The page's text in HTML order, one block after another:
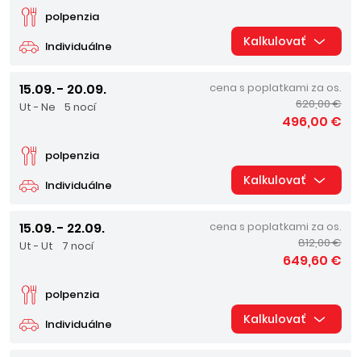
Individuálne
polpenzia
Kalkulovať
15.09. - 20.09.
Ut - Ne 5 nocí
Individuálne
polpenzia
cena s poplatkami za os.
620,00 €
496,00 €
Kalkulovať
15.09. - 22.09.
Ut - Ut 7 nocí
Individuálne
polpenzia
cena s poplatkami za os.
812,00 €
649,60 €
Kalkulovať